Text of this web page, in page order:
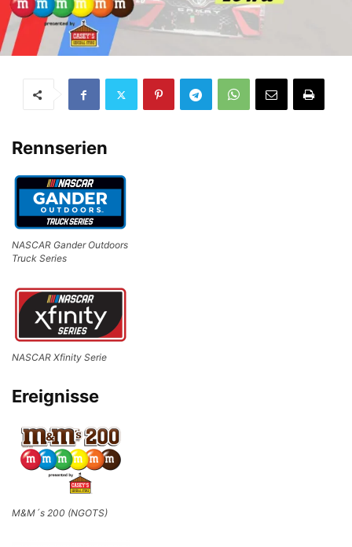
Rennserien
NASCAR Gander Outdoors
Truck Series
NASCAR Xfinity Serie
Ereignisse
M&M´s 200 (NGOTS)